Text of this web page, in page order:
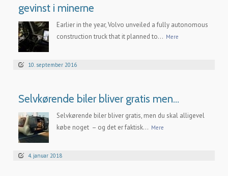
gevinst i minerne
Earlier in the year, Volvo unveiled a fully autonomous
construction truck that it planned to... Mere
10. september 2016
Selvkørende biler bliver gratis men…
Selvkørende biler bliver gratis, men du skal alligevel
købe noget – og det er faktisk... Mere
4. januar 2018